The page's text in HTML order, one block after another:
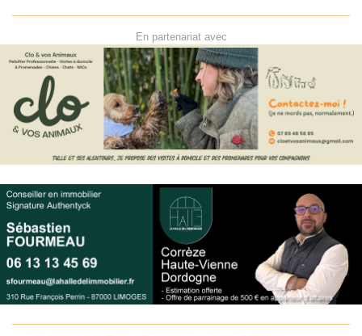
En partenariat avec